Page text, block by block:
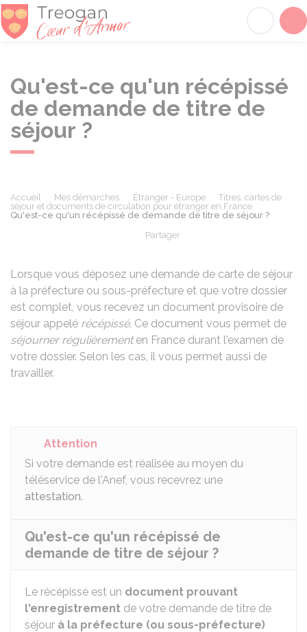
Qu'est-ce qu'un récépissé
de demande de titre de
séjour ?
Accueil Mes démarches Étranger - Europe
Titres, cartes de
séjour et documents de circulation pour étranger en France
Qu'est-ce qu'un récépissé de demande de titre de séjour ?
Partager
Lorsque vous déposez une demande de carte de séjour
à la préfecture ou sous-préfecture et que votre dossier
est complet, vous recevez un document provisoire de
séjour appelé récépissé. Ce document vous permet de
séjourner régulièrementen France durant l'examen de
votre dossier. Selon les cas, il vous permet aussi de
travailler.
Attention
Si votre demande est réalisée au moyen du
téléservice de l'Anef, vous recevrez une
attestation.
Qu'est-ce qu'un récépissé de
demande de titre de séjour ?
Le récépissé est un document prouvant
l'enregistrement de votre demande de titre de
séjour à la préfecture (ou sous-préfecture)